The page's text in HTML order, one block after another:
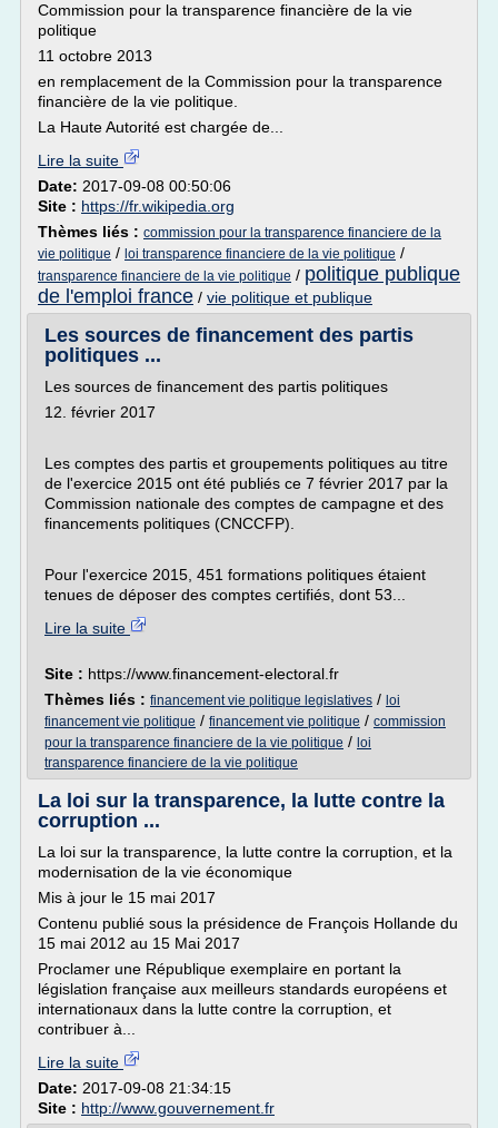
Commission pour la transparence financière de la vie
politique
11 octobre 2013
en remplacement de la Commission pour la transparence
financière de la vie politique.
La Haute Autorité est chargée de...
Lire la suite
Date: 2017-09-08 00:50:06
Site : https://fr.wikipedia.org
Thèmes liés : commission pour la transparence financiere de la
vie politique / loi transparence financiere de la vie politique /
transparence financiere de la vie politique / politique publique
de l'emploi france / vie politique et publique
Les sources de financement des partis
politiques ...
Les sources de financement des partis politiques
12. février 2017
Les comptes des partis et groupements politiques au titre
de l'exercice 2015 ont été publiés ce 7 février 2017 par la
Commission nationale des comptes de campagne et des
financements politiques (CNCCFP).
Pour l'exercice 2015, 451 formations politiques étaient
tenues de déposer des comptes certifiés, dont 53...
Lire la suite
Site : https://www.financement-electoral.fr
Thèmes liés : financement vie politique legislatives / loi
financement vie politique / financement vie politique / commission
pour la transparence financiere de la vie politique / loi
transparence financiere de la vie politique
La loi sur la transparence, la lutte contre la
corruption ...
La loi sur la transparence, la lutte contre la corruption, et la
modernisation de la vie économique
Mis à jour le 15 mai 2017
Contenu publié sous la présidence de François Hollande du
15 mai 2012 au 15 Mai 2017
Proclamer une République exemplaire en portant la
législation française aux meilleurs standards européens et
internationaux dans la lutte contre la corruption, et
contribuer à...
Lire la suite
Date: 2017-09-08 21:34:15
Site : http://www.gouvernement.fr